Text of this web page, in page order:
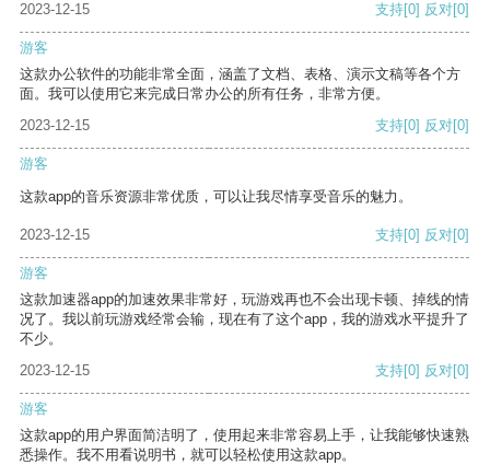
2023-12-15 支持[0] 反对[0]
游客
这款办公软件的功能非常全面，涵盖了文档、表格、演示文稿等各个方
面。我可以使用它来完成日常办公的所有任务，非常方便。
2023-12-15
支持[0] 反对[0]
游客
这款app的音乐资源非常优质，可以让我尽情享受音乐的魅力。
2023-12-15 支持[0] 反对[0]
游客
这款加速器app的加速效果非常好，玩游戏再也不会出现卡顿、掉线的情
况了。我以前玩游戏经常会输，现在有了这个app，我的游戏水平提升了
不少。
2023-12-15
支持[0] 反对[0]
游客
这款app的用户界面简洁明了，使用起来非常容易上手，让我能够快速熟
悉操作。我不用看说明书，就可以轻松使用这款app。